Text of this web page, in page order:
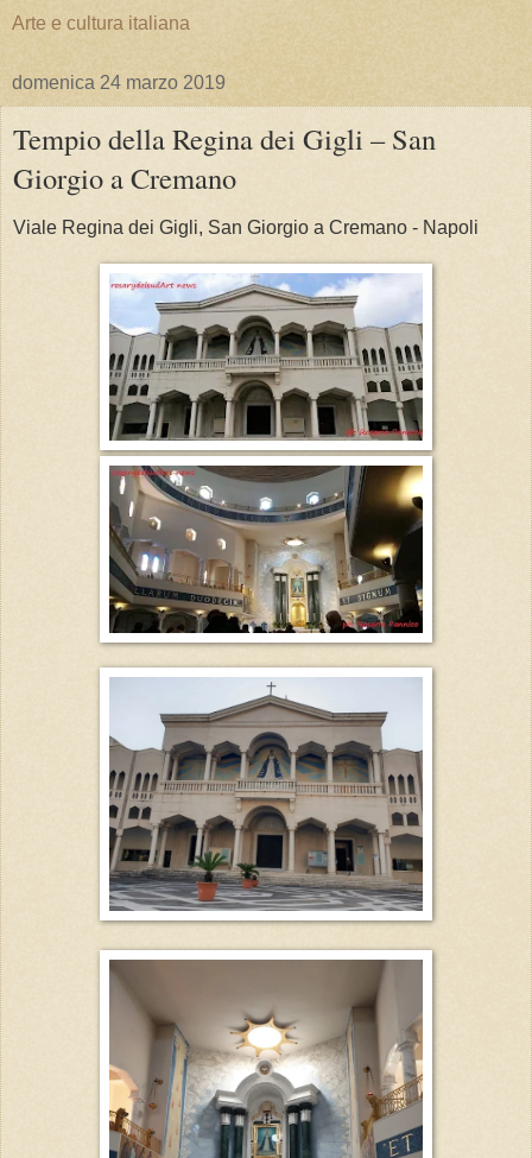
Arte e cultura italiana
domenica 24 marzo 2019
Tempio della Regina dei Gigli – San
Giorgio a Cremano
Viale Regina dei Gigli, San Giorgio a Cremano - Napoli